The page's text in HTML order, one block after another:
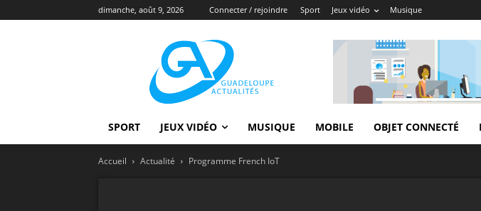
dimanche, août 9, 2026 Connecter / rejoindre Sport Jeux vidéo Musique
SPORT JEUX VIDÉO MUSIQUE MOBILE OBJET CONNECTÉ
Accueil Actualité Programme French IoT